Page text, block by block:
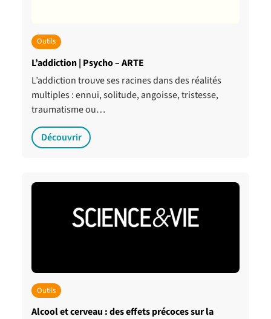
Outils
L’addiction | Psycho – ARTE
L’addiction trouve ses racines dans des réalités
multiples : ennui, solitude, angoisse, tristesse,
traumatisme ou…
Découvrir
Outils
Alcool et cerveau : des effets précoces sur la